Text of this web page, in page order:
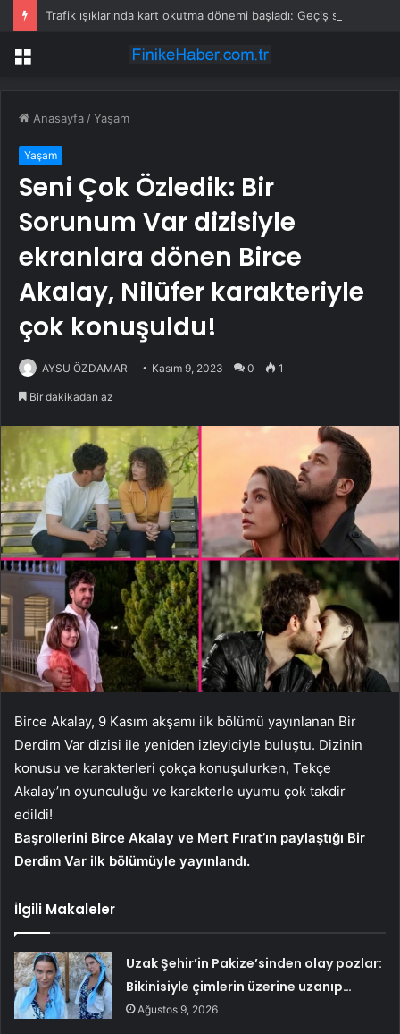
Menü
Anasayfa /Yaşam
Yaşam
Seni Çok Özledik: Bir
Sorunum Var dizisiyle
ekranlara dönen Birce
Akalay, Nilüfer karakteriyle
çok konuşuldu!
AYSU ÖZDAMAR Kasım 9, 2023 0 1
Bir dakikadan az
Birce Akalay, 9 Kasım akşamı ilk bölümü yayınlanan Bir
Derdim Var dizisi ile yeniden izleyiciyle buluştu. Dizinin
konusu ve karakterleri çokça konuşulurken, Tekçe
Akalay’ın oyunculuğu ve karakterle uyumu çok takdir
edildi!
Başrollerini Birce Akalay ve Mert Fırat’ın paylaştığı Bir
Derdim Var ilk bölümüyle yayınlandı.
İlgili Makaleler
Uzak Şehir’in Pakize’sinden olay pozlar:
Bikinisiyle çimlerin üzerine uzanıp…
Ağustos 9, 2026